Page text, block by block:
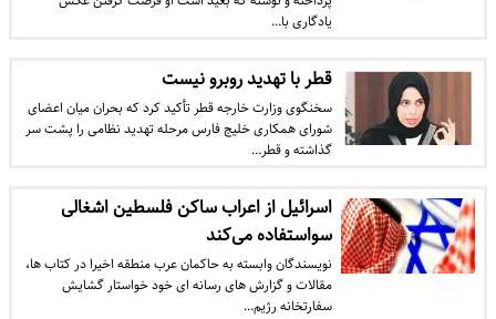
یادگاری با…
قطر با تهدید روبرو نیست
​سخنگوی وزارت خارجه قطر تأکید کرد که بحران میان اعضای
شورای همکاری خلیج فارس مرحله تهدید نظامی را پشت سر
گذاشته و قطر…
اسرائیل از اعراب ساکن فلسطین اشغالی
سواستفاده می‌کند
نویسندگان وابسته به حاکمان عرب منطقه اخیرا در کتاب ها،
مقالات و گزارش های رسانه ای خود خواستار گشایش
سفارتخانه رژیم…